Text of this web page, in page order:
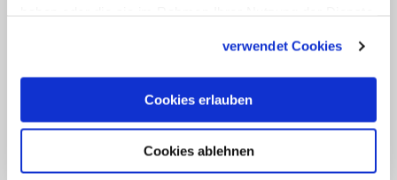
verwendet Cookies
Cookies erlauben
Cookies ablehnen
vermischt werden.
Rachel (CDU), will eine Ablösung der
Staatsleistungen – im guten Konsens